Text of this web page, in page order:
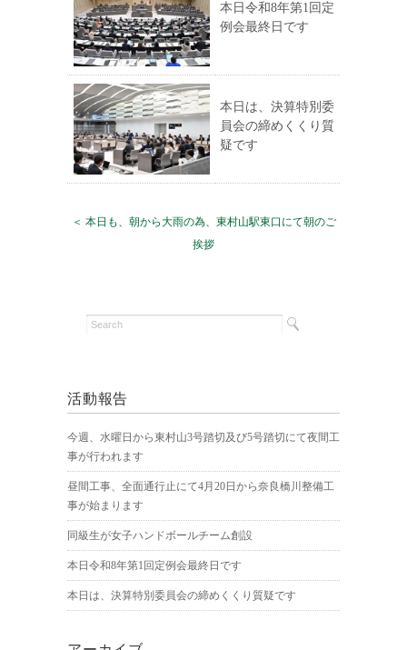
本日令和8年第1回定
例会最終日です
本日は、決算特別委
員会の締めくくり質
疑です
＜ 本日も、朝から大雨の為、東村山駅東口にて朝のご
挨拶
活動報告
今週、水曜日から東村山3号踏切及び5号踏切にて夜間工
事が行われます
昼間工事、全面通行止にて4月20日から奈良橋川整備工
事が始まります
同級生が女子ハンドボールチーム創設
本日令和8年第1回定例会最終日です
本日は、決算特別委員会の締めくくり質疑です